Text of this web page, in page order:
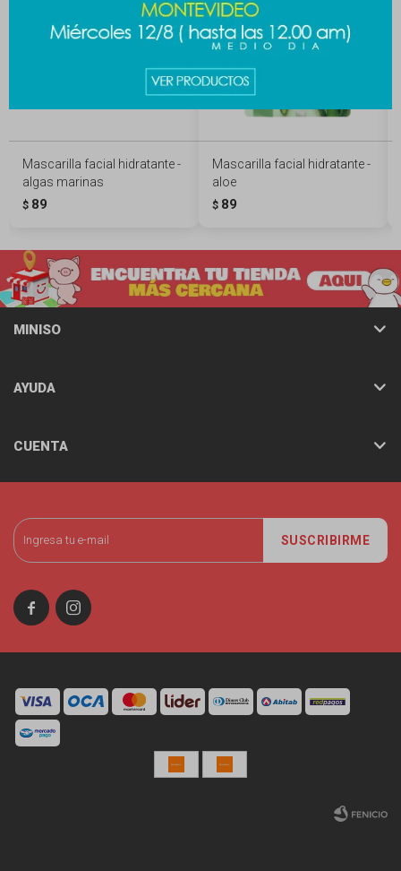
Mascarilla facial hidratante -
algas marinas
$ 89
Mascarilla facial hidratante -
aloe
$ 89
SUSCRIBIRME
 
MINISO
AYUDA
CUENTA